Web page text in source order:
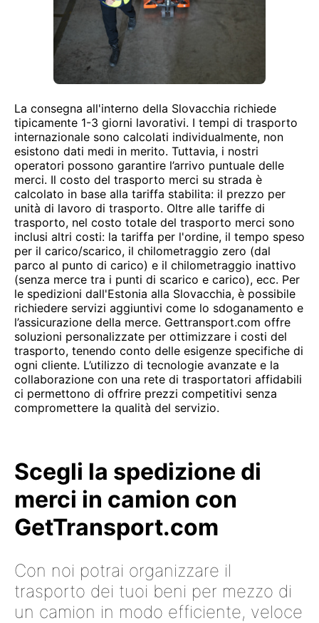
La consegna all'interno della Slovacchia richiede
tipicamente 1-3 giorni lavorativi. I tempi di trasporto
internazionale sono calcolati individualmente, non
esistono dati medi in merito. Tuttavia, i nostri
operatori possono garantire l’arrivo puntuale delle
merci. Il costo del trasporto merci su strada è
calcolato in base alla tariffa stabilita: il prezzo per
unità di lavoro di trasporto. Oltre alle tariffe di
trasporto, nel costo totale del trasporto merci sono
inclusi altri costi: la tariffa per l'ordine, il tempo speso
per il carico/scarico, il chilometraggio zero (dal
parco al punto di carico) e il chilometraggio inattivo
(senza merce tra i punti di scarico e carico), ecc. Per
le spedizioni dall'Estonia alla Slovacchia, è possibile
richiedere servizi aggiuntivi come lo sdoganamento e
l’assicurazione della merce. Gettransport.com offre
soluzioni personalizzate per ottimizzare i costi del
trasporto, tenendo conto delle esigenze specifiche di
ogni cliente. L’utilizzo di tecnologie avanzate e la
collaborazione con una rete di trasportatori affidabili
ci permettono di offrire prezzi competitivi senza
compromettere la qualità del servizio.
Scegli la spedizione di
merci in camion con
GetTransport.com
Con noi potrai organizzare il
trasporto dei tuoi beni per mezzo di
un camion in modo efficiente, veloce